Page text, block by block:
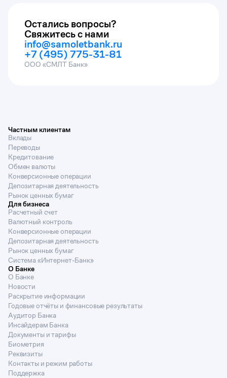
Остались вопросы?
Свяжитесь с нами
info@samoletbank.ru
+7 (495) 775-31-81
ООО «СМЛТ Банк»
Частным клиентам
Вклады
Переводы
Кредитование
Обмен валюты
Конверсионные операции
Депозитарная деятельность
Рынок ценных бумаг
Для бизнеса
Расчетный счет
Валютный контроль
Конверсионные операции
Депозитарная деятельность
Рынок ценных бумаг
Система «Интернет-Банк»
О Банке
О Банке
Новости
Раскрытие информации
Годовые отчёты и финансовые результаты
Аудитор Банка
Инсайдерам Банка
Документы и тарифы
Биометрия
Реквизиты
Контакты и режим работы
Поддержка